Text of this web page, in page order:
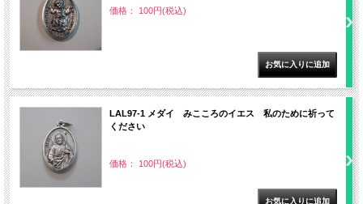
価格： 100円(税込)
LAL97-1 メダイ みこころのイエス 私のために祈って
ください
価格： 100円(税込)